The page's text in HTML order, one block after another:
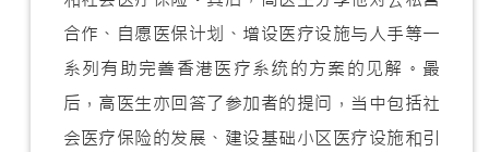
合作、自愿医保计划、增设医疗设施与人手等一
系列有助完善香港医疗系统的方案的见解。最
后，高医生亦回答了参加者的提问，当中包括社
会医疗保险的发展、建设基础小区医疗设施和引